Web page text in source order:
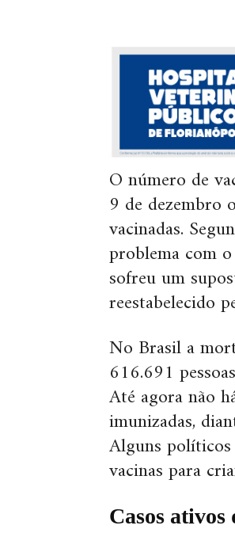
O número de
9 de dezembro
vacinadas.
problema com
sofreu um
reestabelecido
No Brasil a
616.691
Até agora não
imunizadas,
Alguns
vacinas para
Casos